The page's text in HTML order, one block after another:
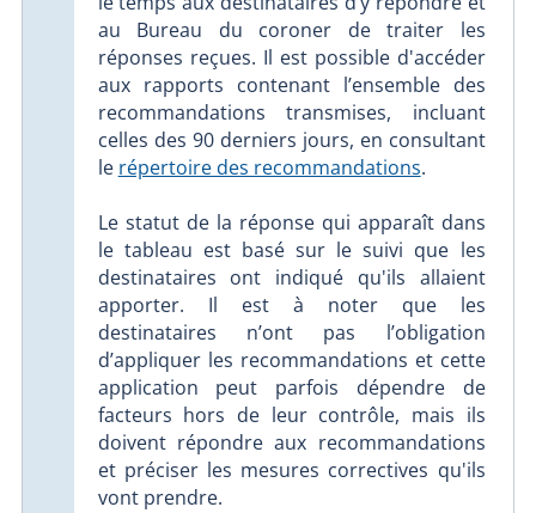
au Bureau du coroner de traiter les
réponses reçues. Il est possible d'accéder
aux rapports contenant l’ensemble des
recommandations transmises, incluant
celles des 90 derniers jours, en consultant
le répertoire des recommandations.
Le statut de la réponse qui apparaît dans
le tableau est basé sur le suivi que les
destinataires ont indiqué qu'ils allaient
apporter. Il est à noter que les
destinataires n’ont pas l’obligation
d’appliquer les recommandations et cette
application peut parfois dépendre de
facteurs hors de leur contrôle, mais ils
doivent répondre aux recommandations
et préciser les mesures correctives qu'ils
vont prendre.